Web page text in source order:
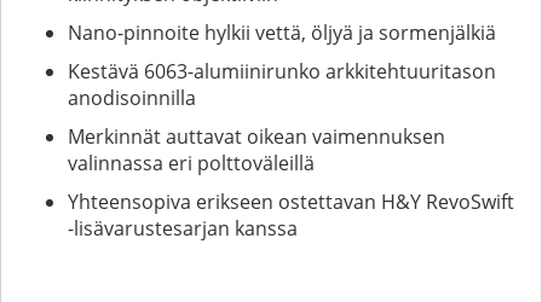
Nano-pinnoite hylkii vettä, öljyä ja sormenjälkiä
Kestävä 6063-alumiinirunko arkkitehtuuritason
anodisoinnilla
Merkinnät auttavat oikean vaimennuksen
valinnassa eri polttoväleillä
Yhteensopiva erikseen ostettavan H&Y RevoSwift
-lisävarustesarjan kanssa